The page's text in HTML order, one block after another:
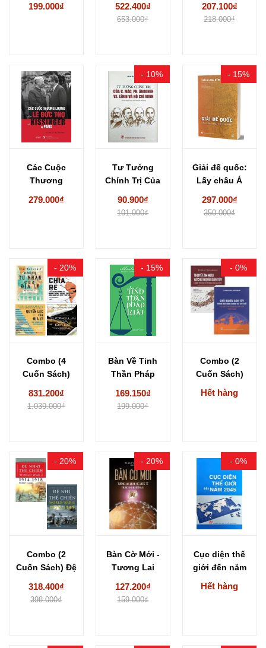
199.000₫ 522.400₫
653.000₫
207.100₫
218.000₫
Các Cuộc
Thương
279.000₫
- 10%
Tư Tưởng
Chính Trị Của
90.900₫
101.000₫
- 15%
Giải đế quốc:
Lấy châu Á
297.000₫
350.000₫
- 20%
Combo (4
Cuốn Sách)
831.200₫
1.039.000₫
- 15%
Bàn Về Tinh
Thần Pháp
169.150₫
199.000₫
- 0%
Combo (2
Cuốn Sách)
Thuyết Âm
Mưu Và...
Hết hàng
- 20%
Combo (2
Cuốn Sách) Đệ
318.400₫
398.000₫
- 20%
Bàn Cờ Mới -
Tương Lai
127.200₫
159.000₫
- 0%
Cục diện thế
giới đến năm
2045 (TS....
Hết hàng